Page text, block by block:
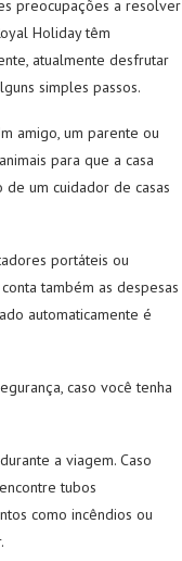
preocupações a resolver
Holiday têm
atualmente desfrutar
simples passos.
amigo, um parente ou
para que a casa
de um cuidador de casas
portáteis ou
também as despesas
automaticamente é
caso você tenha
a viagem. Caso
tubos
como incêndios ou